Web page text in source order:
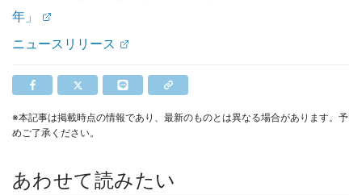
年」
ニュースリリース
※本記事は掲載時点の情報であり、最新のものとは異なる場合があります。予
めご了承ください。
あわせて読みたい